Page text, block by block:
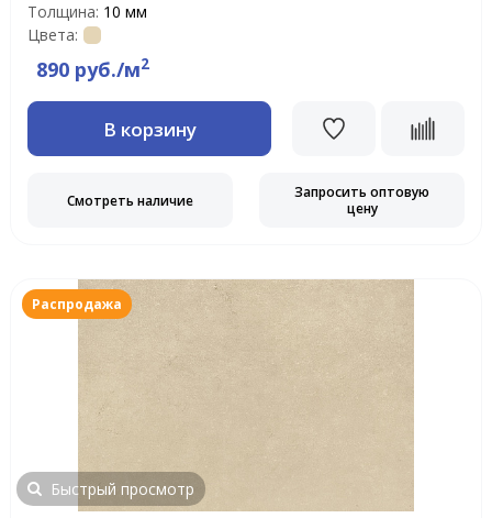
Толщина: 10 мм
Цвета:
890 руб./м2
В корзину
Смотреть наличие
Запросить оптовую
цену
Распродажа
Быстрый просмотр